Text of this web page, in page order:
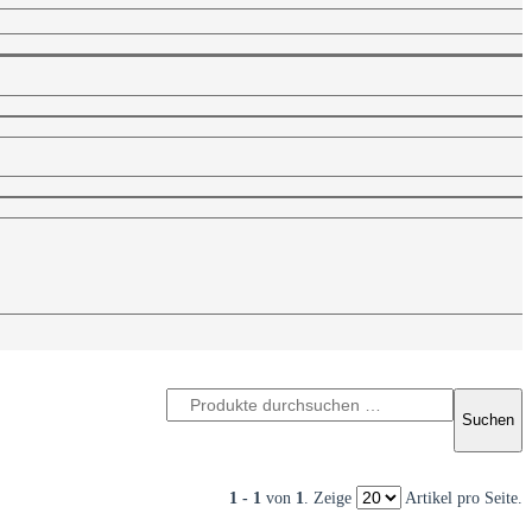
1 - 1 von 1. Zeige Artikel pro Seite.